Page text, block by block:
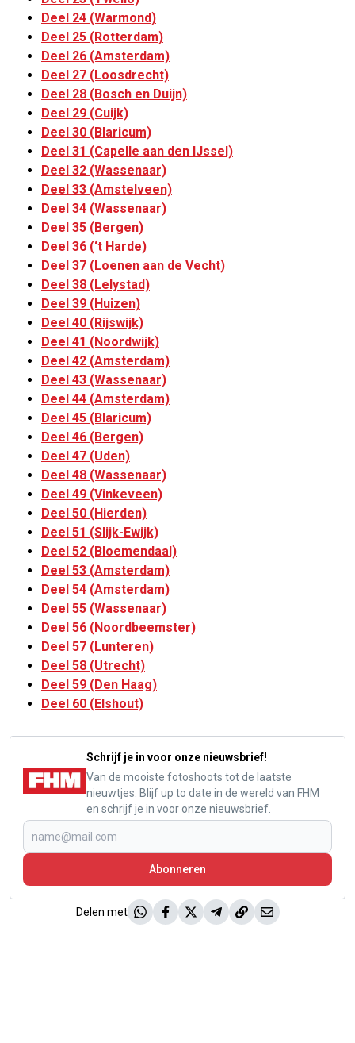
Deel 24 (Warmond)
Deel 25 (Rotterdam)
Deel 26 (Amsterdam)
Deel 27 (Loosdrecht)
Deel 28 (Bosch en Duijn)
Deel 29 (Cuijk)
Deel 30 (Blaricum)
Deel 31 (Capelle aan den IJssel)
Deel 32 (Wassenaar)
Deel 33 (Amstelveen)
Deel 34 (Wassenaar)
Deel 35 (Bergen)
Deel 36 (‘t Harde)
Deel 37 (Loenen aan de Vecht)
Deel 38 (Lelystad)
Deel 39 (Huizen)
Deel 40 (Rijswijk)
Deel 41 (Noordwijk)
Deel 42 (Amsterdam)
Deel 43 (Wassenaar)
Deel 44 (Amsterdam)
Deel 45 (Blaricum)
Deel 46 (Bergen)
Deel 47 (Uden)
Deel 48 (Wassenaar)
Deel 49 (Vinkeveen)
Deel 50 (Hierden)
Deel 51 (Slijk-Ewijk)
Deel 52 (Bloemendaal)
Deel 53 (Amsterdam)
Deel 54 (Amsterdam)
Deel 55 (Wassenaar)
Deel 56 (Noordbeemster)
Deel 57 (Lunteren)
Deel 58 (Utrecht)
Deel 59 (Den Haag)
Deel 60 (Elshout)
Schrijf je in voor onze nieuwsbrief!
Van de mooiste fotoshoots tot de laatste
nieuwtjes. Blijf up to date in de wereld van FHM
en schrijf je in voor onze nieuwsbrief.
Abonneren
Delen met